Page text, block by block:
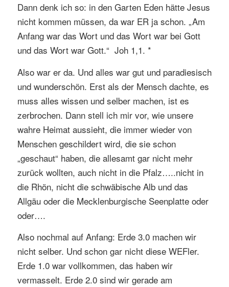
Dann denk ich so: in den Garten Eden hätte Jesus
nicht kommen müssen, da war ER ja schon. „Am
Anfang war das Wort und das Wort war bei Gott
und das Wort war Gott.“ Joh 1,1. *
Also war er da. Und alles war gut und paradiesisch
und wunderschön. Erst als der Mensch dachte, es
muss alles wissen und selber machen, ist es
zerbrochen. Dann stell ich mir vor, wie unsere
wahre Heimat aussieht, die immer wieder von
Menschen geschildert wird, die sie schon
„geschaut“ haben, die allesamt gar nicht mehr
zurück wollten, auch nicht in die Pfalz…..nicht in
die Rhön, nicht die schwäbische Alb und das
Allgäu oder die Mecklenburgische Seenplatte oder
oder….
Also nochmal auf Anfang: Erde 3.0 machen wir
nicht selber. Und schon gar nicht diese WEFler.
Erde 1.0 war vollkommen, das haben wir
vermasselt. Erde 2.0 sind wir gerade am